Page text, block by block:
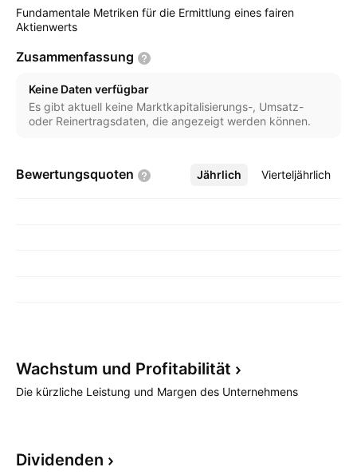
Fundamentale Metriken für die Ermittlung eines fairen
Aktienwerts
Zusammenfassung
Keine Daten verfügbar
Es gibt aktuell keine Marktkapitalisierungs-, Umsatz-
oder Reinertragsdaten, die angezeigt werden können.
Bewertungsquoten Jährlich Vierteljährlich
Mehr
Wachstum und Profitabilität
Die kürzliche Leistung und Margen des Unternehmens
Dividenden